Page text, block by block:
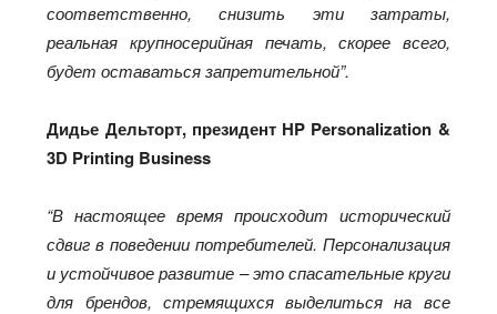
соответственно, снизить эти затраты,
реальная крупносерийная печать, скорее всего,
будет оставаться запретительной”.
Дидье Дельторт, президент HP Personalization &
3D Printing Business
“В настоящее время происходит исторический
сдвиг в поведении потребителей. Персонализация
и устойчивое развитие – это спасательные круги
для брендов, стремящихся выделиться на все